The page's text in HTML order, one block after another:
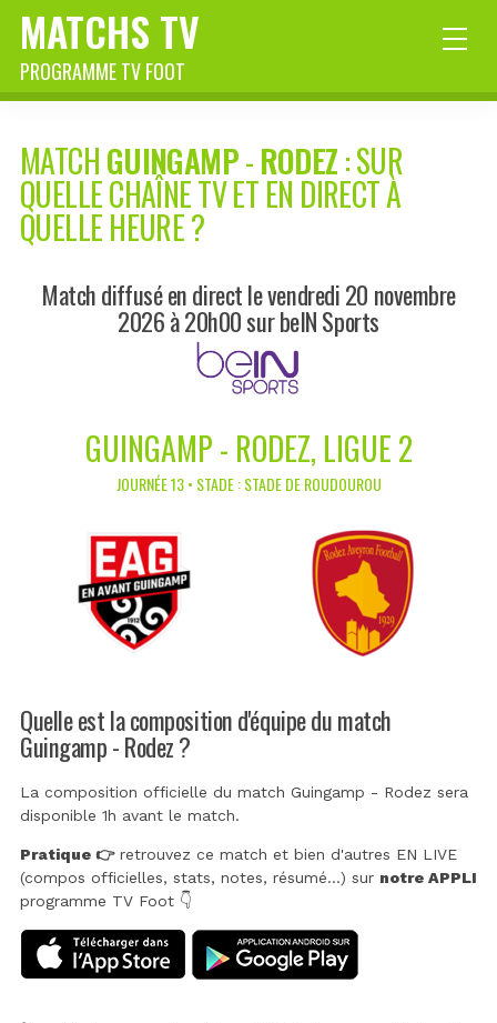
MATCHS TV
PROGRAMME TV FOOT
MATCHGUINGAMP-RODEZ: SUR
QUELLE CHAÎNE TV ET EN DIRECT À
QUELLE HEURE ?
Match diffusé en direct le vendredi 20 novembre
2026 à 20h00 sur beIN Sports
GUINGAMP - RODEZ, LIGUE 2
JOURNÉE 13 • STADE : STADE DE ROUDOUROU
Quelle est la composition d'équipe du match
Guingamp - Rodez ?
La composition officielle du match Guingamp - Rodez sera
disponible 1h avant le match.
Pratique 👉retrouvez ce match et bien d'autres EN LIVE
(compos officielles, stats, notes, résumé...) sur notre APPLI
programme TV Foot 👇